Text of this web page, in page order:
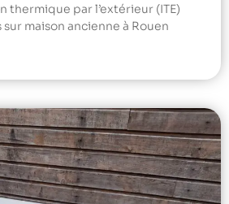
thermique par l’extérieur (ITE)
maison ancienne à Rouen